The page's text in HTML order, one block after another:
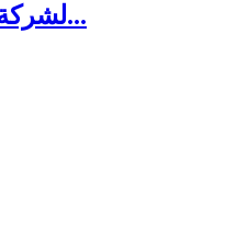
مبرمجة شرائح FPGA لشركة...